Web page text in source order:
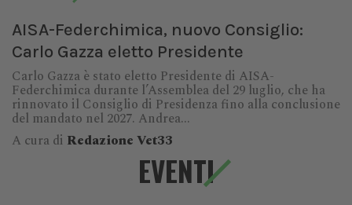
AISA-Federchimica, nuovo Consiglio:
Carlo Gazza eletto Presidente
Carlo Gazza è stato eletto Presidente di AISA-
Federchimica durante l’Assemblea del 29 luglio, che ha
rinnovato il Consiglio di Presidenza fino alla conclusione
del mandato nel 2027. Andrea...
A cura di Redazione Vet33
EVENTI